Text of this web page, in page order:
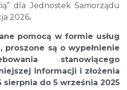
dla Jednostek Samorządu
2026.
pomocą w formie usług
proszone są o wypełnienie
stanowiącego
informacji i złożenia
do 5 września 2025